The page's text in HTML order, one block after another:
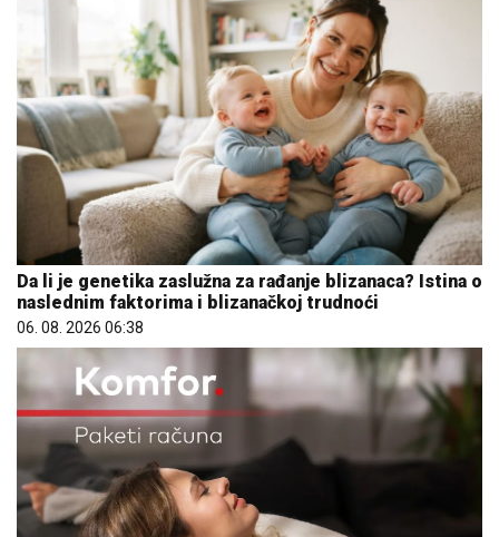
Da li je genetika zaslužna za rađanje blizanaca? Istina o
naslednim faktorima i blizanačkoj trudnoći
06. 08. 2026 06:38